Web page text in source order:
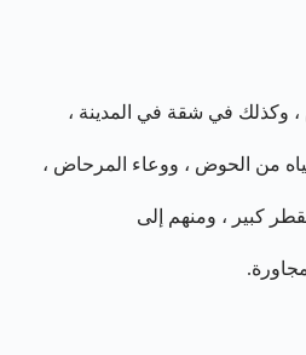
في شقة في المدينة ،
من الحوض ، ووعاء المرحاض ،
كبير ، ومنهم إلى